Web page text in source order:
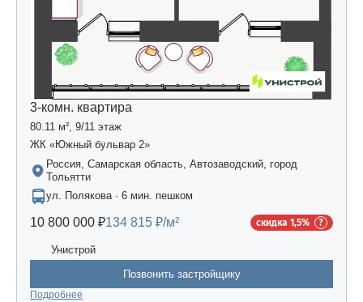
3-комн. квартира
80.11 м², 9/11 этаж
ЖК «Южный бульвар 2»
Россия, Самарская область, Автозаводский, город
Тольятти
ул. Полякова · 6 мин. пешком
10 800 000 ₽134 815 ₽/м² скидка 1,5%
Унистрой
Позвонить застройщику
Подробнее